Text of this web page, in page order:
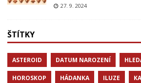
27. 9. 2024
ŠTÍTKY
ASTEROID DATUM NAROZENÍ
HOROSKOP HÁDANKA ILUZE